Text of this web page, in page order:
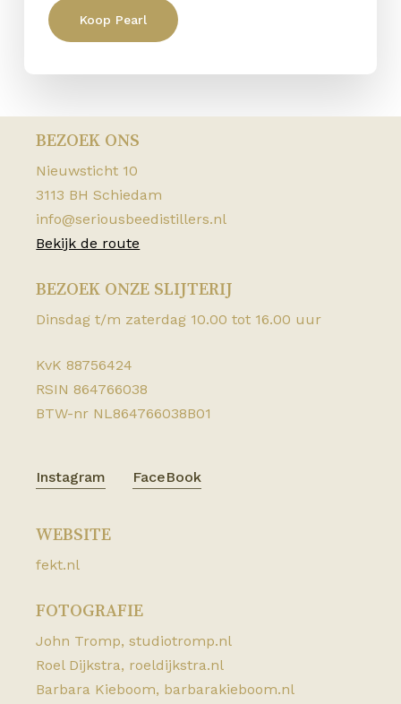
Koop Pearl
BEZOEK ONS
Nieuwsticht 10
3113 BH Schiedam
info@seriousbeedistillers.nl
Bekijk de route
BEZOEK ONZE SLIJTERIJ
Dinsdag t/m zaterdag 10.00 tot 16.00 uur
KvK 88756424
RSIN 864766038
BTW-nr NL864766038B01
Instagram FaceBook
WEBSITE
fekt.nl
FOTOGRAFIE
John Tromp,studiotromp.nl
Roel Dijkstra, roeldijkstra.nl
Barbara Kieboom, barbarakieboom.nl